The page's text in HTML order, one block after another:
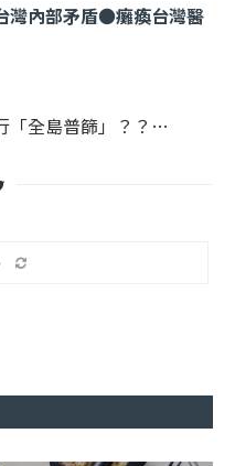
灣內部矛盾●癱瘓台灣醫
「全島普篩」？？…